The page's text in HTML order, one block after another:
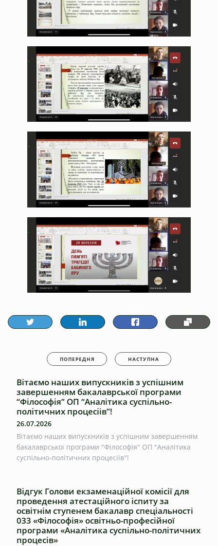
ПОПЕРЕДНЯ НАСТУПНА
Вітаємо наших випускників з успішним
завершенням бакалаврської програми
“Філософія” ОП “Аналітика суспільно-
політичних процесіів”!
26.07.2026
Вітаємо наших випускників з успішним завершенням
бакалаврської програми "Філософія" ОП "Аналітика
суспільно-політичних процесіів"!
Відгук Голови екзаменаційної комісії для
проведення атестаційного іспиту за
освітнім ступенем бакалавр спеціальності
033 «Філософія» освітньо-професійної
програми «Аналітика суспільно-політичних
процесів»